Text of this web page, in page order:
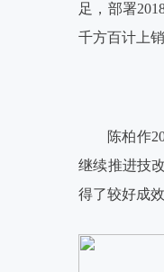
足，部署
千方百计上
陈柏作
继续推进技
得了较好成效